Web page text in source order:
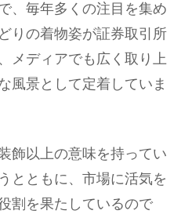
、毎年多くの注目を集め
りの着物姿が証券取引所
メディアでも広く取り上
風景として定着していま
飾以上の意味を持ってい
とともに、市場に活気を
割を果たしているので